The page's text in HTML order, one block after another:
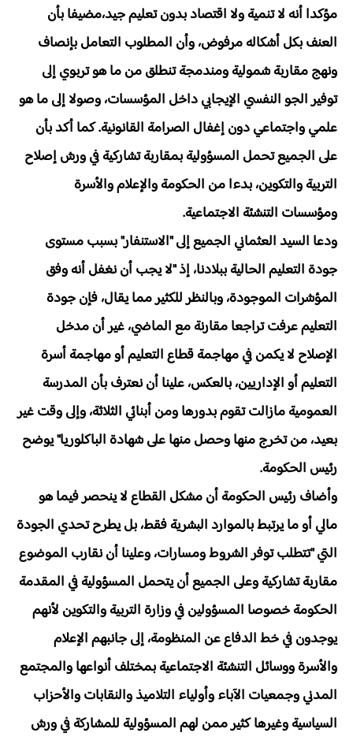
مؤكدا أنه لا تنمية ولا اقتصاد بدون تعليم جيد،مضيفا بأن
العنف بكل أشكاله مرفوض، وأن المطلوب التعامل بإنصاف
ونهج مقاربة شمولية ومندمجةتنطلق من ما هو تربوي إلى
توفير الجو النفسي الإيجابي داخل المؤسسات، وصولا إلى ما هو
علمي واجتماعي دون إغفال الصرامة القانونية.كما أكد بأن
على الجميع تحمل المسؤولية بمقاربة تشاركية في ورش إصلاح
التربية والتكوين، بدءا من الحكومة والإعلام والأسرة
ومؤسسات التنشئة الاجتماعية.
ودعا السيد العثماني الجميع إلى "الاستنفار" بسبب مستوى
جودة التعليم الحالية ببلادنا، إذ "لا يجب أن نغفل أنه وفق
المؤشرات الموجودة، وبالنظر للكثير مما يقال، فإن جودة
التعليم عرفت تراجعا مقارنة مع الماضي، غير أن مدخل
الإصلاح لا يكمن في مهاجمة قطاع التعليم أو مهاجمة أسرة
التعليم أو الإداريين، بالعكس، علينا أن نعترف بأن المدرسة
العمومية مازالت تقوم بدورها ومن أبنائي الثلاثة، وإلى وقت غير
بعيد، من تخرج منها وحصل منها على شهادة الباكلوريا" يوضح
رئيس الحكومة.
وأضاف رئيس الحكومة أن مشكل القطاع لا ينحصر فيما هو
مالي أو ما يرتبط بالموارد البشرية فقط، بل يطرح تحدي الجودة
التي "تتطلب توفر الشروط ومسارات، وعلينا أن نقارب الموضوع
مقاربة تشاركية وعلى الجميع أن يتحمل المسؤولية في المقدمة
الحكومة خصوصا المسؤولين في وزارة التربية والتكوين لأنهم
يوجدون في خط الدفاع عن المنظومة، إلى جانبهم الإعلام
والأسرة ووسائل التنشئة الاجتماعية بمختلف أنواعها والمجتمع
المدني وجمعيات الآباء وأولياء التلاميذ والنقابات والأحزاب
السياسية وغيرها كثير ممن لهم المسؤولية للمشاركة في ورش